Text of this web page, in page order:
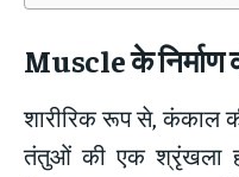
Muscleके
शारीरिक रूप से, कंकाल
तंतुओं की एक श्रृंखला